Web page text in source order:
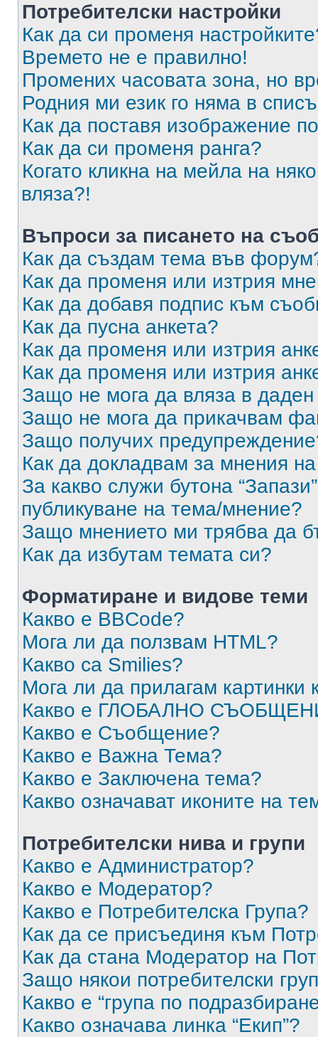
Потребителски настройки
Как да си променя
Времето не е правилно!
Промених часовата зона, но
Родния ми език го няма в
Как да поставя изображение
Как да си променя ранга?
Когато кликна на мейла на
вляза?!
Въпроси за писането на
Как да създам тема във
Как да променя или изтрия
Как да добавя подпис към
Как да пусна анкета?
Как да променя или изтрия
Как да променя или изтрия
Защо не мога да вляза в
Защо не мога да прикачвам
Защо получих
Как да докладвам за мнения
За какво служи бутона
публикуване на тема/мнение?
Защо мнението ми трябва да
Как да избутам темата си?
Форматиране и видове теми
Какво е BBCode?
Мога ли да ползвам HTML?
Какво са Smilies?
Мога ли да прилагам
Какво е ГЛОБАЛНО
Какво е Съобщение?
Какво е Важна Тема?
Какво е Заключена тема?
Какво означават иконите на
Потребителски нива и групи
Какво е Администратор?
Какво е Модератор?
Какво е Потребителска Група?
Как да се присъединя към
Как да стана Модератор на
Защо някои потребителски
Какво е “група по
Какво означава линка “Екип”?